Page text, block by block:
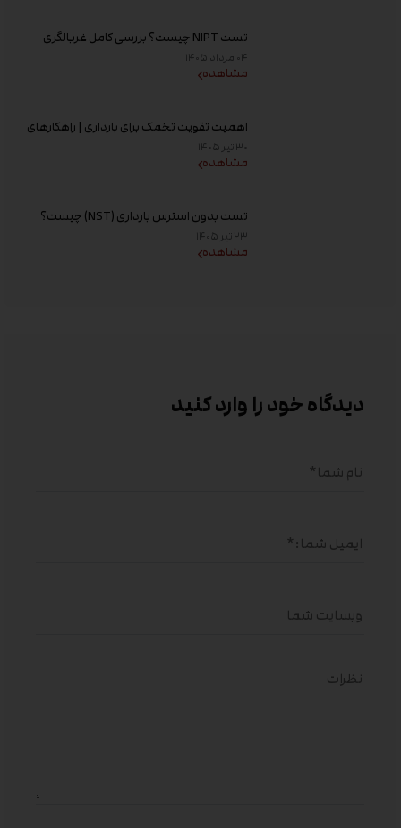
تست NIPT چیست؟ بررسی کامل غربالگری
غیر تهاجمی پیش از تولد، زمان انجام و تفسیر
جواب
۰۴ مرداد ۱۴۰۵
مشاهده
اهمیت تقویت تخمک برای بارداری | راهکارهای
افزایش کیفیت تخمک و شانس باروری
۳۰ تیر ۱۴۰۵
مشاهده
تست بدون استرس بارداری (NST) چیست؟
زمان انجام و تفسیر نتیجه
۲۳ تیر ۱۴۰۵
مشاهده
دیدگاه خود را وارد کنید